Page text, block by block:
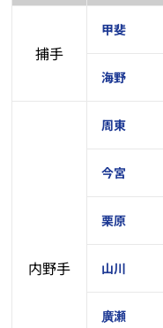
捕手
甲斐
海野
内野手
周東
今宮
栗原
山川
廣瀬